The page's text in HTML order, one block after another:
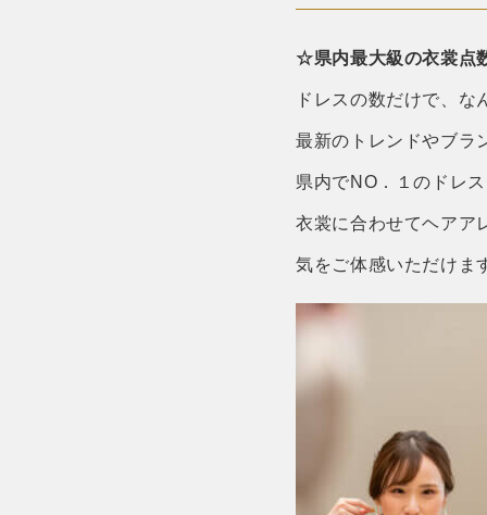
☆県内最大級の衣裳点
ドレスの数だけで、な
最新のトレンドやブラ
県内でNO．１のドレ
衣裳に合わせてヘアア
気をご体感いただけま